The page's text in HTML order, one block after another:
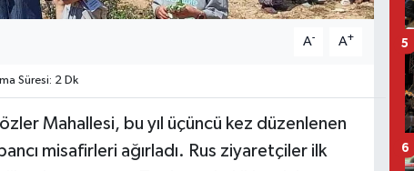
A- A+
Süresi: 2 Dk
Mahallesi, bu yıl üçüncü kez düzenlenen
misafirleri ağırladı. Rus ziyaretçiler ilk
5
6